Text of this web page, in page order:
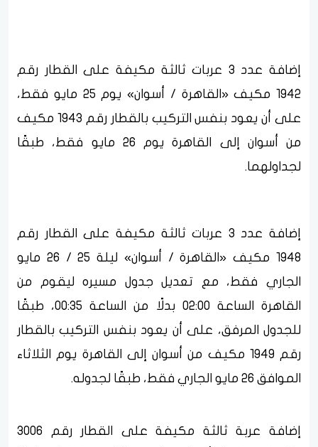
إضافة عدد 3 عربات ثالثة مكيفة على القطار رقم
1942 مكيف «القاهرة / أسوان» يوم 25 مايو فقط،
على أن يعود بنفس التركيب بالقطار رقم 1943 مكيف
من أسوان إلى القاهرة يوم 26 مايو فقط، طبقًا
لجداولهما.
إضافة عدد 3 عربات ثالثة مكيفة على القطار رقم
1948 مكيف «القاهرة / أسوان» ليلة 25 / 26 مايو
الجاري فقط، مع تعديل جدول مسيره ليقوم من
القاهرة الساعة 02:00 بدلًا من الساعة 00:35، طبقًا
للجدول المرفق، على أن يعود بنفس التركيب بالقطار
رقم 1949 مكيف من أسوان إلى القاهرة يوم الثلاثاء
الموافق 26 مايو الجاري فقط، طبقًا لجدوله.
إضافة عربة ثالثة مكيفة على القطار رقم 3006